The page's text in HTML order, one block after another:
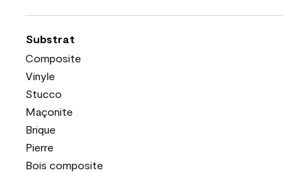
Substrat
Composite
Vinyle
Stucco
Maçonite
Brique
Pierre
Bois composite